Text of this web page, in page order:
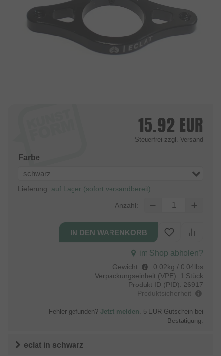
15.92 EUR
Steuerfrei zzgl. Versand
Farbe
schwarz
Lieferung: auf Lager (sofort versandbereit)
Anzahl:
im Shop abholen?
Gewicht : 0.02kg / 0.04lbs
Verpackungseinheit (VPE): 1 Stück
Produkt ID (PID): 26917
Produktsicherheit
Fehler gefunden? Jetzt melden. 5 EUR Gutschein bei
Bestätigung.
eclat in schwarz